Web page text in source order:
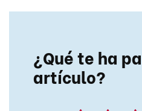
¿Qué te ha
artículo?